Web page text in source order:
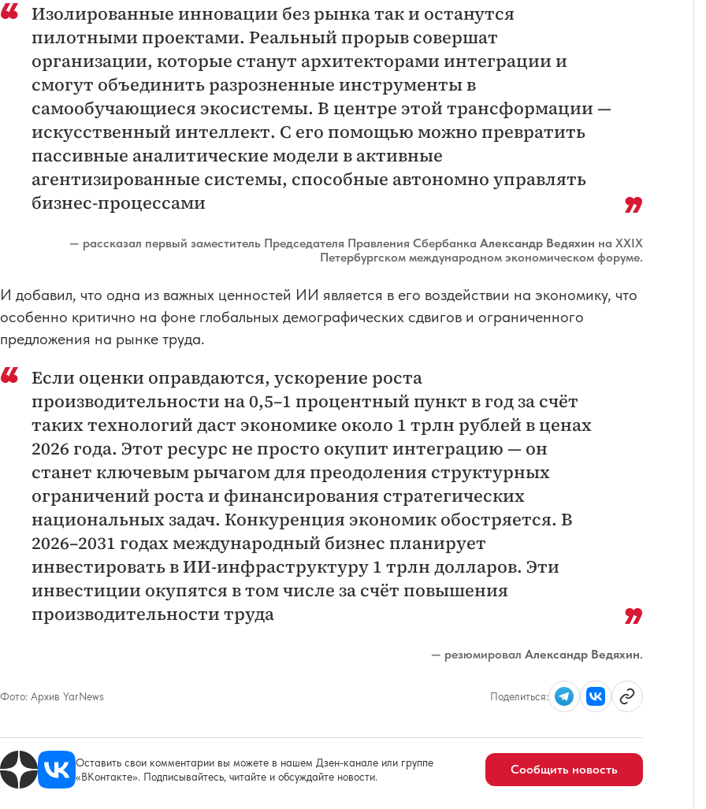
Изолированные инновации без рынка так и останутся
пилотными проектами. Реальный прорыв совершат
организации, которые станут архитекторами интеграции и
смогут объединить разрозненные инструменты в
самообучающиеся экосистемы. В центре этой трансформации —
искусственный интеллект. С его помощью можно превратить
пассивные аналитические модели в активные
агентизированные системы, способные автономно управлять
бизнес-процессами
— рассказал первый заместитель Председателя Правления Сбербанка Александр Ведяхин на XXIX
Петербургском международном экономическом форуме.
И добавил, что одна из важных ценностей ИИ является в его воздействии на экономику, что
особенно критично на фоне глобальных демографических сдвигов и ограниченного
предложения на рынке труда.
Если оценки оправдаются, ускорение роста
производительности на 0,5–1 процентный пункт в год за счёт
таких технологий даст экономике около 1 трлн рублей в ценах
2026 года. Этот ресурс не просто окупит интеграцию — он
станет ключевым рычагом для преодоления структурных
ограничений роста и финансирования стратегических
национальных задач. Конкуренция экономик обостряется. В
2026–2031 годах международный бизнес планирует
инвестировать в ИИ-инфраструктуру 1 трлн долларов. Эти
инвестиции окупятся в том числе за счёт повышения
производительности труда
— резюмировал Александр Ведяхин.
Фото: Архив YarNews Поделиться:
Оставить свои комментарии вы можете в нашем Дзен-канале или группе
«ВКонтакте». Подписывайтесь, читайте и обсуждайте новости.
Сообщить новость